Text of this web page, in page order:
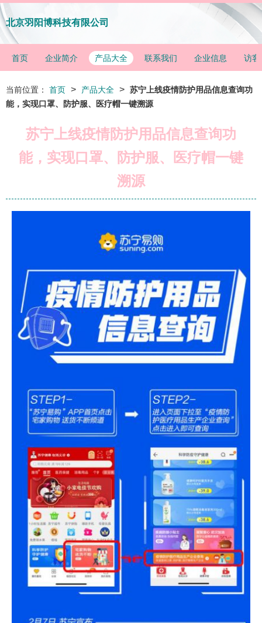
北京羽阳博科技有限公司
首页 企业简介 产品大全 联系我们 企业信息 访客
当前位置： 首页 > 产品大全 > 苏宁上线疫情防护用品信息查询功
能，实现口罩、防护服、医疗帽一键溯源
苏宁上线疫情防护用品信息查询功
能，实现口罩、防护服、医疗帽一键
溯源